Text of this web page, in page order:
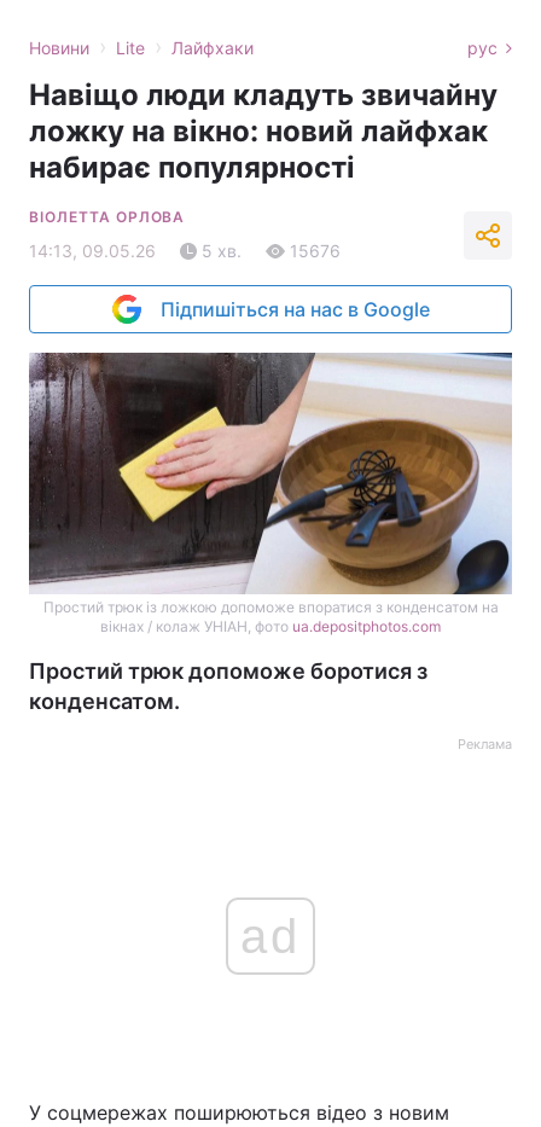
Новини › Lite › Лайфхаки рус
Навіщо люди кладуть звичайну
ложку на вікно: новий лайфхак
набирає популярності
ВІОЛЕТТА ОРЛОВА
14:13, 09.05.26 5 хв. 15676
Підпишіться на нас в Google
Простий трюк із ложкою допоможе впоратися з конденсатом на
вікнах / колаж УНІАН, фото ua.depositphotos.com
Простий трюк допоможе боротися з
конденсатом.
Реклама
ad
У соцмережах поширюються відео з новим